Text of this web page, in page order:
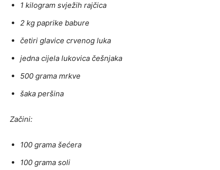
1 kilogram svježih rajčica
2 kg paprike babure
četiri glavice crvenog luka
jedna cijela lukovica češnjaka
500 grama mrkve
šaka peršina
Začini:
100 grama šećera
100 grama soli